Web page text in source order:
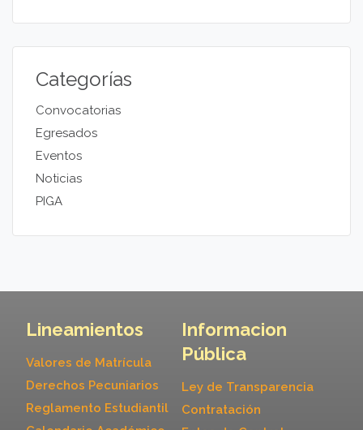
Categorías
Convocatorias
Egresados
Eventos
Noticias
PIGA
Lineamientos
Valores de Matrícula
Derechos Pecuniarios
Reglamento Estudiantil
Informacion
Pública
Ley de Transparencia
Contratación